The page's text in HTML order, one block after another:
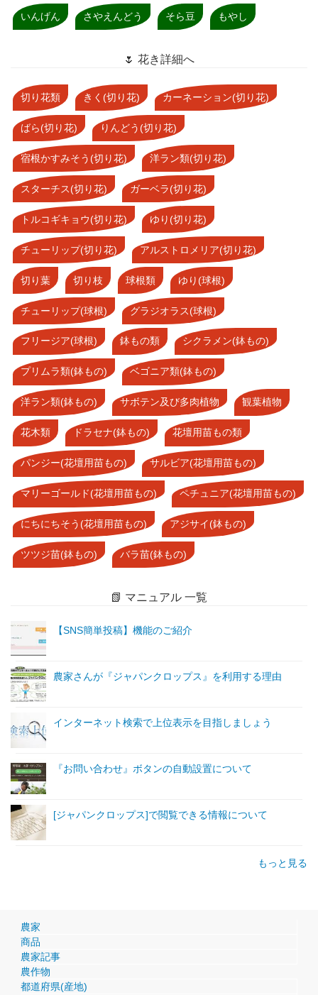
いんげん さやえんどう そら豆 もやし
🌷 花き詳細へ
切り花類 きく(切り花) カーネーション(切り花)
ばら(切り花) りんどう(切り花)
宿根かすみそう(切り花) 洋ラン類(切り花)
スターチス(切り花) ガーベラ(切り花)
トルコギキョウ(切り花) ゆり(切り花)
チューリップ(切り花) アルストロメリア(切り花)
切り葉 切り枝 球根類 ゆり(球根)
チューリップ(球根) グラジオラス(球根)
フリージア(球根) 鉢もの類 シクラメン(鉢もの)
プリムラ類(鉢もの) ベゴニア類(鉢もの)
洋ラン類(鉢もの) サボテン及び多肉植物 観葉植物
花木類 ドラセナ(鉢もの) 花壇用苗もの類
パンジー(花壇用苗もの) サルビア(花壇用苗もの)
マリーゴールド(花壇用苗もの) ペチュニア(花壇用苗もの)
にちにちそう(花壇用苗もの) アジサイ(鉢もの)
ツツジ苗(鉢もの) バラ苗(鉢もの)
📗 マニュアル 一覧
【SNS簡単投稿】機能のご紹介
農家さんが『ジャパンクロップス』を利用する理由
インターネット検索で上位表示を目指しましょう
『お問い合わせ』ボタンの自動設置について
[ジャパンクロップス]で閲覧できる情報について
もっと見る
農家
商品
農家記事
農作物
都道府県(産地)